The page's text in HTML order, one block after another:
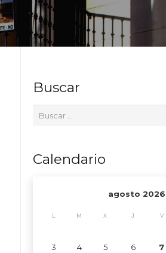
Buscar
Calendario
agosto 2026
L M X J V
3
4 5 6 7